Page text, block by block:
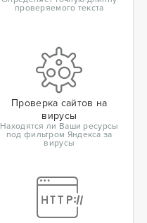
проверяемого текста
Проверка сайтов на
вирусы
Находятся ли Ваши ресурсы
под фильтром Яндекса за
вирусы